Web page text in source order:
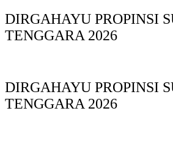
DIRGAHAYU PROPINSI
TENGGARA 2026
DIRGAHAYU PROPINSI
TENGGARA 2026